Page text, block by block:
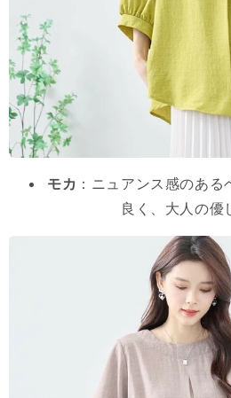
モカ ：ニュアンス感のあ
良く、大人の優